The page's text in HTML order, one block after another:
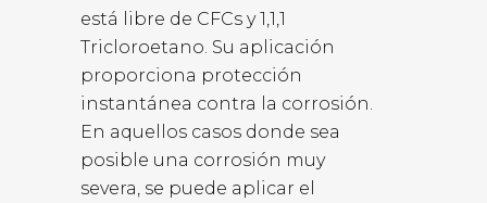
está libre de CFCs y 1,1,1
Tricloroetano. Su aplicación
proporciona protección
instantánea contra la corrosión.
En aquellos casos donde sea
posible una corrosión muy
severa, se puede aplicar el